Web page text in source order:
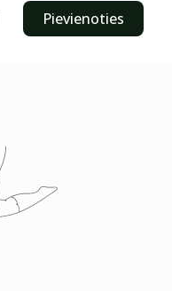
Pievienoties